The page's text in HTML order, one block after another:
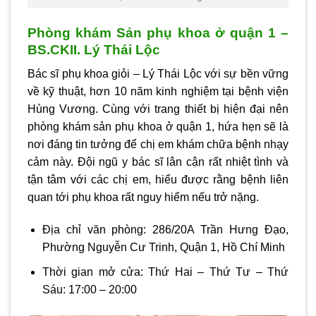
Phòng khám Sản phụ khoa ở quận 1 –
BS.CKII. Lý Thái Lộc
Bác sĩ phụ khoa giỏi – Lý Thái Lộc với sự bền vững
về kỹ thuật, hơn 10 năm kinh nghiệm tại bệnh viện
Hùng Vương. Cùng với trang thiết bị hiện đại nên
phòng khám sản phụ khoa ở quận 1, hứa hẹn sẽ là
nơi đáng tin tưởng để chị em khám chữa bệnh nhạy
cảm này. Đội ngũ y bác sĩ lân cận rất nhiệt tình và
tận tâm với các chị em, hiểu được rằng bệnh liên
quan tới phụ khoa rất nguy hiểm nếu trở nặng.
Địa chỉ văn phòng: 286/20A Trần Hưng Đạo,
Phường Nguyễn Cư Trinh, Quận 1, Hồ Chí Minh
Thời gian mở cửa: Thứ Hai – Thứ Tư – Thứ
Sáu: 17:00 – 20:00